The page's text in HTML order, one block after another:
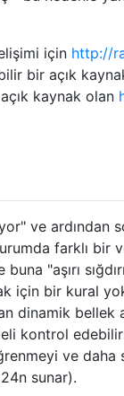
için http://
bir açık
kaynak olan
ve ardından
farklı
"aşırı
için bir kural
dinamik bellek
kontrol
ve daha
sunar).